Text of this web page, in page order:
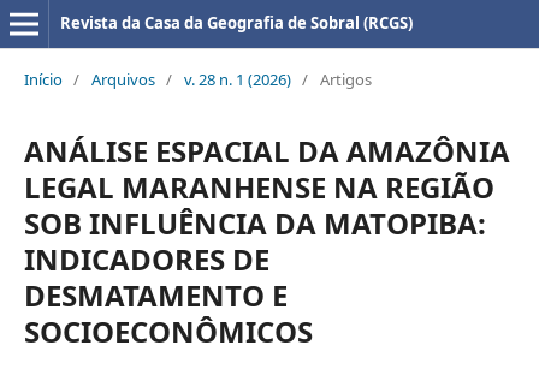
Revista da Casa da Geografia de Sobral (RCGS)
Início / Arquivos / v. 28 n. 1 (2026) / Artigos
ANÁLISE ESPACIAL DA AMAZÔNIA
LEGAL MARANHENSE NA REGIÃO
SOB INFLUÊNCIA DA MATOPIBA:
INDICADORES DE
DESMATAMENTO E
SOCIOECONÔMICOS